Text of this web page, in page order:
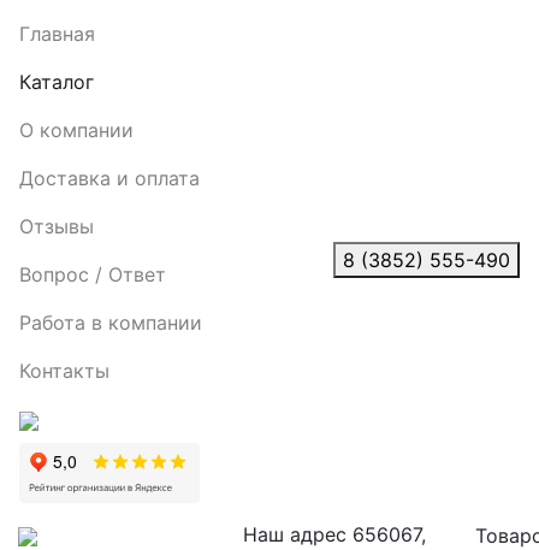
Главная
Каталог
О компании
Доставка и оплата
Отзывы
Вопрос / Ответ
Работа в компании
Контакты
8 (3852) 555-490
Наш адрес 656067,